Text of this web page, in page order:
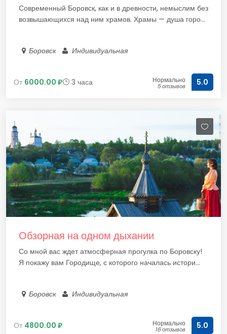
Современный Боровск, как и в древности, немыслим без
возвышающихся над ним храмов. Храмы — душа горо...
Боровск Индивидуальная
От 6000.00 ₽ 3 часа Нормально
5 отзывов 5.0
Обзорная на одном дыхании
Со мной вас ждет атмосферная прогулка по Боровску!
Я покажу вам Городище, с которого началась истори...
Боровск Индивидуальная
От 4800.00 ₽ Нормально
16 отзывов 5.0